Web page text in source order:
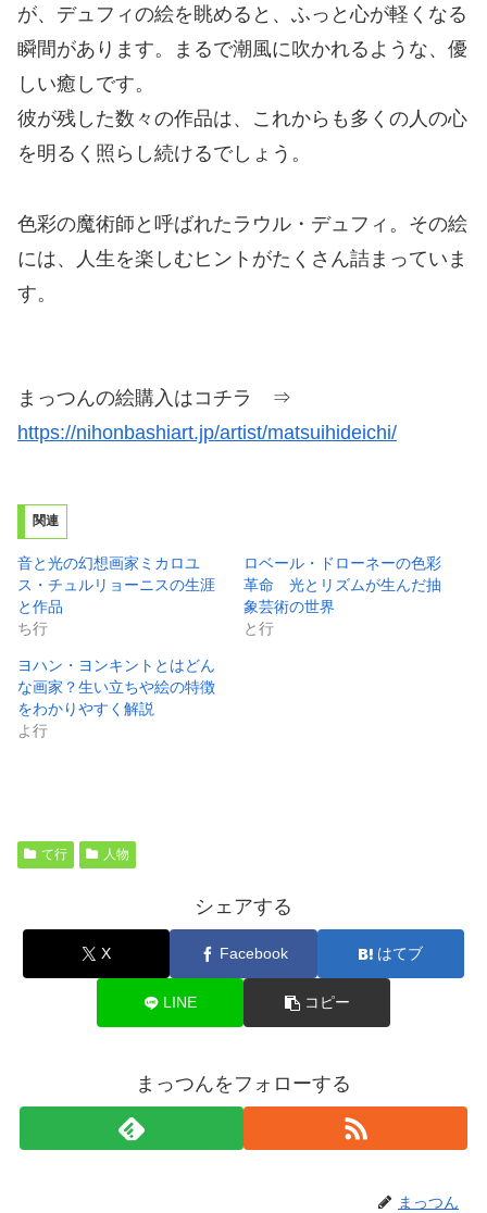
が、デュフィの絵を眺めると、ふっと心が軽くなる
瞬間があります。まるで潮風に吹かれるような、優
しい癒しです。
彼が残した数々の作品は、これからも多くの人の心
を明るく照らし続けるでしょう。
色彩の魔術師と呼ばれたラウル・デュフィ。その絵
には、人生を楽しむヒントがたくさん詰まっていま
す。
まっつんの絵購入はコチラ ⇒
https://nihonbashiart.jp/artist/matsuihideichi/
関連
音と光の幻想画家ミカロユ
ス・チュルリョーニスの生涯
と作品
ち行
ロベール・ドローネーの色彩
革命 光とリズムが生んだ抽
象芸術の世界
と行
ヨハン・ヨンキントとはどん
な画家？生い立ちや絵の特徴
をわかりやすく解説
よ行
て行 人物
シェアする
X Facebook はてブ
LINE コピー
まっつんをフォローする
まっつん